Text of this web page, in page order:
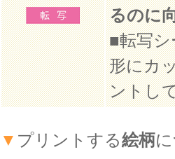
るのに
■転写
形にカ
ントし
▼ プリントする絵柄